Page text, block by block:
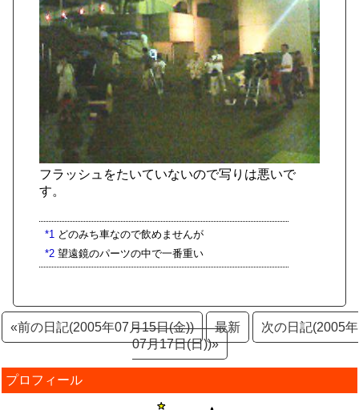
フラッシュをたいていないので写りは悪いで
す。
*1 どのみち車なので飲めませんが
*2望遠鏡のパーツの中で一番重い
«前の日記(2005年07月15日(金)) 最新
次の日記(2005年
07月17日(日))»
プロフィール